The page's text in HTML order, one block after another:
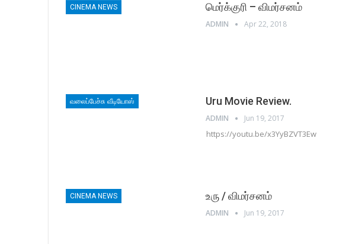
CINEMA NEWS மெர்க்குரி – விமர்சனம்
ADMIN Apr 22, 2018
வலைப்பேச்சு வீடியோஸ் Uru Movie Review.
ADMIN Jun 19, 2017
https://youtu.be/x3YyBZVT3Ew
CINEMA NEWS உரு / விமர்சனம்
ADMIN Jun 19, 2017